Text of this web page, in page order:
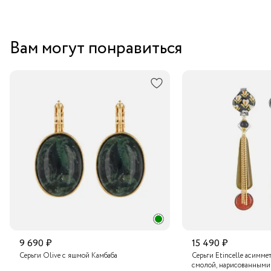
Вам могут понравиться
9 690 ₽
Серьги Olive с яшмой Камбаба
15 490 ₽
Серьги Etincelle
смолой,